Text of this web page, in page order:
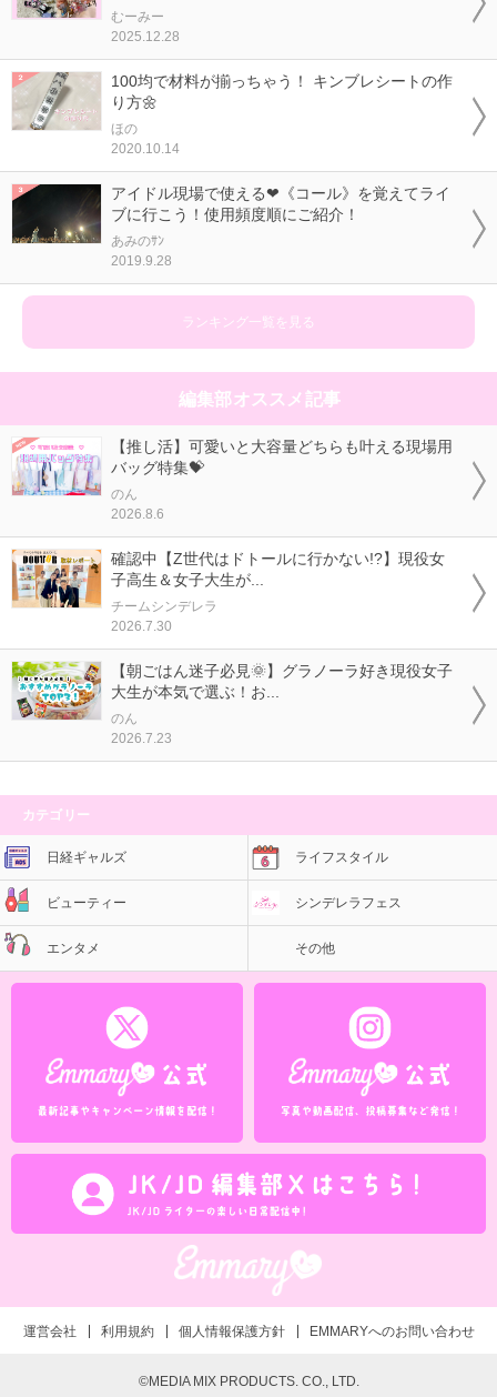
むーみー
2025.12.28
100均で材料が揃っちゃう！ キンブレシートの作
り方🌼
ほの
2020.10.14
アイドル現場で使える❤《コール》を覚えてライ
ブに行こう！使用頻度順にご紹介！
あみのｻﾝ
2019.9.28
ランキング一覧を見る
編集部オススメ記事
【推し活】可愛いと大容量どちらも叶える現場用
バッグ特集💝
のん
2026.8.6
確認中【Z世代はドトールに行かない!?】現役女
子高生＆女子大生が...
チームシンデレラ
2026.7.30
【朝ごはん迷子必見🌞】グラノーラ好き現役女子
大生が本気で選ぶ！お...
のん
2026.7.23
カテゴリー
日経ギャルズ ライフスタイル
ビューティー シンデレラフェス
エンタメ その他
運営会社 利用規約 個人情報保護方針 EMMARYへのお問い合わせ
©MEDIA MIX PRODUCTS. CO., LTD.